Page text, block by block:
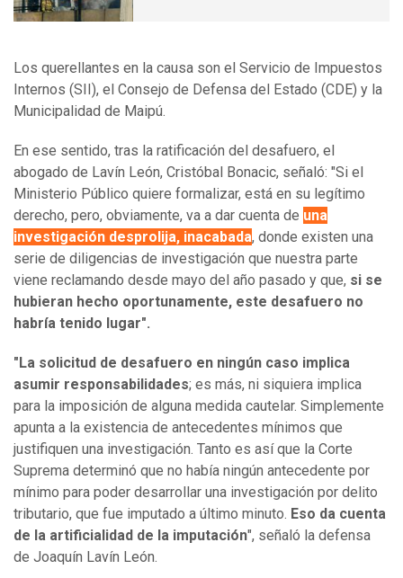
Los querellantes en la causa son el Servicio de Impuestos
Internos (SII), el Consejo de Defensa del Estado (CDE) y la
Municipalidad de Maipú.
En ese sentido, tras la ratificación del desafuero, el
abogado de Lavín León, Cristóbal Bonacic, señaló: "Si el
Ministerio Público quiere formalizar, está en su legítimo
derecho, pero, obviamente, va a dar cuenta de una
investigación desprolija, inacabada, donde existen una
serie de diligencias de investigación que nuestra parte
viene reclamando desde mayo del año pasado y que, si se
hubieran hecho oportunamente, este desafuero no
habría tenido lugar".
"La solicitud de desafuero en ningún caso implica
asumir responsabilidades; es más, ni siquiera implica
para la imposición de alguna medida cautelar. Simplemente
apunta a la existencia de antecedentes mínimos que
justifiquen una investigación. Tanto es así que la Corte
Suprema determinó que no había ningún antecedente por
mínimo para poder desarrollar una investigación por delito
tributario, que fue imputado a último minuto. Eso da cuenta
de la artificialidad de la imputación", señaló la defensa
de Joaquín Lavín León.